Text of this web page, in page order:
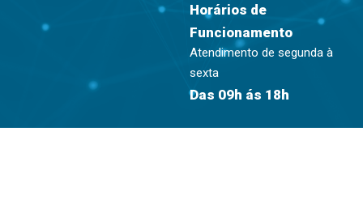
Horários de
Funcionamento
Atendimento de segunda à
sexta
Das 09h ás 18h